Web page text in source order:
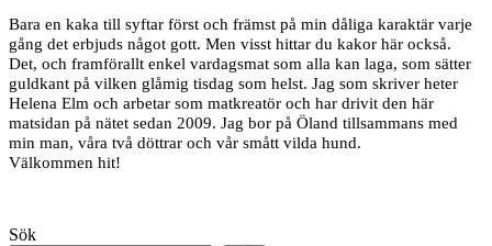
Bara en kaka till syftar först och främst på min dåliga karaktär varje
gång det erbjuds något gott. Men visst hittar du kakor här också.
Det, och framförallt enkel vardagsmat som alla kan laga, som sätter
guldkant på vilken glåmig tisdag som helst. Jag som skriver heter
Helena Elm och arbetar som matkreatör och har drivit den här
matsidan på nätet sedan 2009. Jag bor på Öland tillsammans med
min man, våra två döttrar och vår smått vilda hund.
Välkommen hit!
Sök